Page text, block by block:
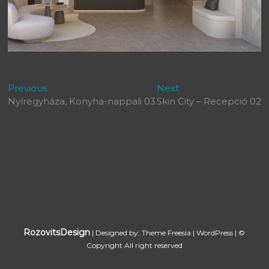
Bejegyzés
navigáció
PreviousPrevious
post:
Nyíregyháza, Konyha-nappali 03
NextNext
post:
Skin City – Recepció 02
RozovitsDesign | Designed by:Theme Freesia |WordPress | ©
Copyright All right reserved